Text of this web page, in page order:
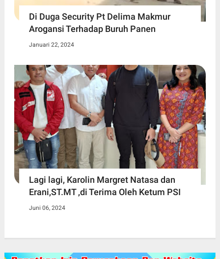
Di Duga Security Pt Delima Makmur
Arogansi Terhadap Buruh Panen
Januari 22, 2024
Lagi lagi, Karolin Margret Natasa dan
Erani,ST.MT ,di Terima Oleh Ketum PSI
Juni 06, 2024